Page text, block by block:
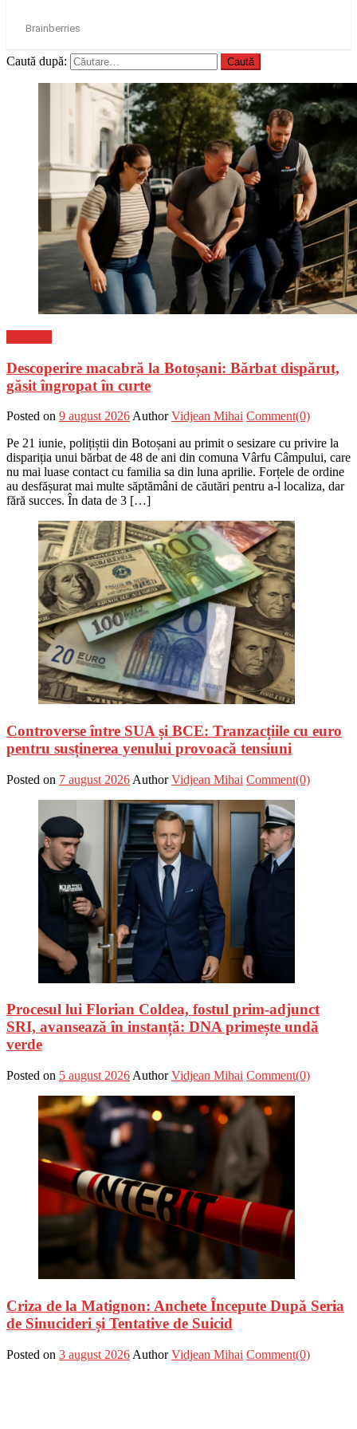
Caută după:
Descoperire macabră la Botoșani: Bărbat dispărut,
găsit îngropat în curte
Posted on 9 august 2026 Author Vidjean Mihai Comment(0)
Pe 21 iunie, polițiștii din Botoșani au primit o sesizare cu privire la
dispariția unui bărbat de 48 de ani din comuna Vârfu Câmpului, care
nu mai luase contact cu familia sa din luna aprilie. Forțele de ordine
au desfășurat mai multe săptămâni de căutări pentru a-l localiza, dar
fără succes. În data de 3 […]
Controverse între SUA și BCE: Tranzacțiile cu euro
pentru susținerea yenului provoacă tensiuni
Posted on 7 august 2026 Author Vidjean Mihai Comment(0)
Procesul lui Florian Coldea, fostul prim-adjunct
SRI, avansează în instanță: DNA primește undă
verde
Posted on 5 august 2026 Author Vidjean Mihai Comment(0)
Criza de la Matignon: Anchete Începute După Seria
de Sinucideri și Tentative de Suicid
Posted on 3 august 2026 Author Vidjean Mihai Comment(0)